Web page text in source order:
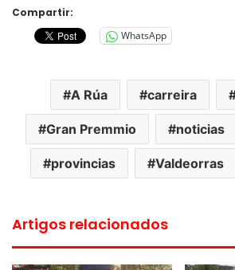
Compartir:
WhatsApp
A Rúa carreira
Gran Premmio noticias
provincias Valdeorras
Artigos relacionados